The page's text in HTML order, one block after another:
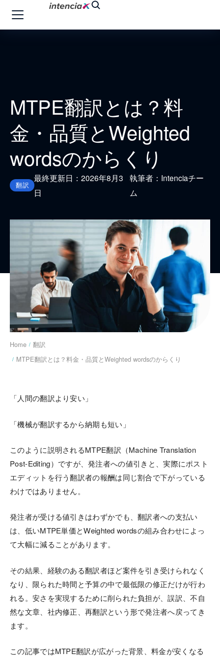
MTPE翻訳とは？料
金・品質とWeighted
wordsのからくり
翻訳
最終更新日：2026年8月3
日
執筆者：Intenciaチー
ム
You are here:
Home
翻訳
MTPE翻訳とは？料金・品質とWeighted wordsのからくり
「人間の翻訳より安い」
「機械が翻訳するから納期も短い」
このように説明されるMTPE翻訳（Machine Translation
Post-Editing）ですが、発注者への値引きと、実際にポスト
エディットを行う翻訳者の報酬は同じ割合で下がっている
わけではありません。
発注者が受ける値引きはわずかでも、翻訳者への支払い
は、低いMTPE単価とWeighted wordsの組み合わせによっ
て大幅に減ることがあります。
その結果、経験のある翻訳者ほど案件を引き受けられなく
なり、限られた時間と予算の中で最低限の修正だけが行わ
れる。安さを実現するために削られた負担が、誤訳、不自
然な文章、社内修正、再翻訳という形で発注者へ戻ってき
ます。
この記事ではMTPE翻訳が広がった背景、料金が安くなる